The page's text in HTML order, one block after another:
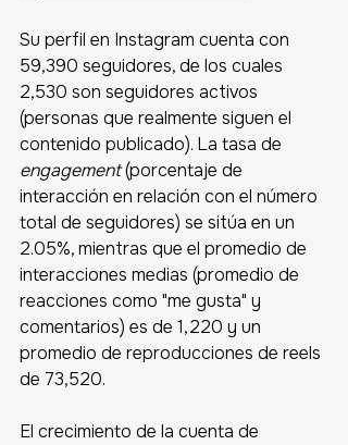
Su perfil en Instagram cuenta con
59,390 seguidores, de los cuales
2,530 son seguidores activos
(personas que realmente siguen el
contenido publicado). La tasa de
engagement (porcentaje de
interacción en relación con el número
total de seguidores) se sitúa en un
2.05%, mientras que el promedio de
interacciones medias (promedio de
reacciones como "me gusta" y
comentarios) es de 1,220 y un
promedio de reproducciones de reels
de 73,520.
El crecimiento de la cuenta de